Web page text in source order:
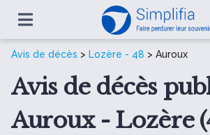
Avis de décès > Lozère - 48 > Auroux
Avis de décès
Auroux - Lozère